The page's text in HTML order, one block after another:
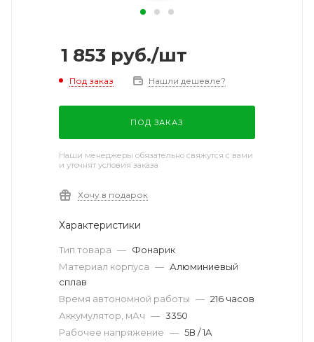
1 853 руб./шт
Под заказ Нашли дешевле?
ПОД ЗАКАЗ
Наши менеджеры обязательно свяжутся с вами
и уточнят условия заказа
Хочу в подарок
Характеристики
Тип товара — Фонарик
Материал корпуса — Алюминиевый
сплав
Время автономной работы — 216 часов
Аккумулятор, мАч — 3350
Рабочее напряжение — 5В / 1A